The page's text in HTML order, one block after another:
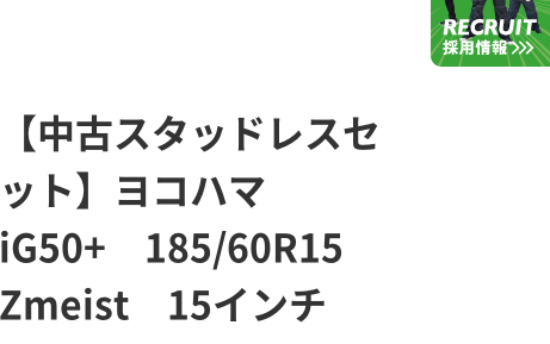
【中古スタッドレスセ
ット】ヨコハマ
iG50+ 185/60R15
Zmeist 15インチ